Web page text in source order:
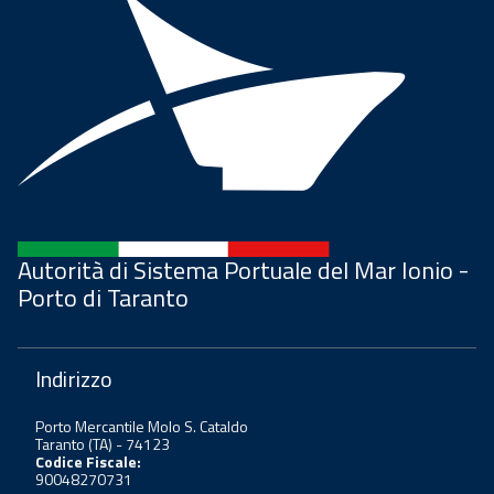
Autorità di Sistema Portuale del Mar Ionio -
Porto di Taranto
Indirizzo
Porto Mercantile Molo S. Cataldo
Taranto (TA) - 74123
Codice Fiscale:
90048270731